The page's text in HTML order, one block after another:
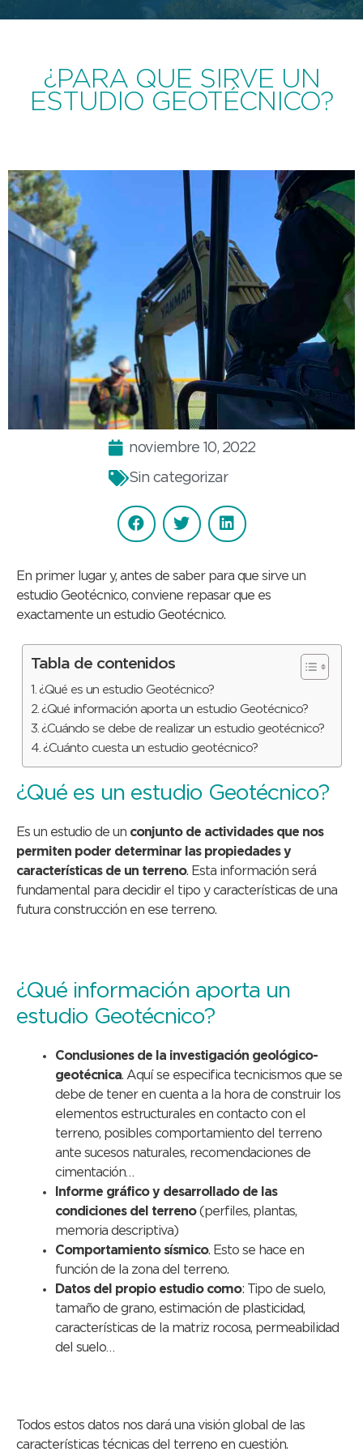
¿PARA QUE SIRVE UN
ESTUDIO GEOTÉCNICO?
noviembre 10, 2022
Sin categorizar
En primer lugar y, antes de saber para que sirve un
estudio Geotécnico, conviene repasar que es
exactamente un estudio Geotécnico.
Tabla de contenidos
¿Qué es un estudio Geotécnico?
¿Qué información aporta un estudio Geotécnico?
¿Cuándo se debe de realizar un estudio geotécnico?
¿Cuánto cuesta un estudio geotécnico?
¿Qué es un estudio Geotécnico?
Es un estudio de un conjunto de actividades que nos
permiten poder determinar las propiedades y
características de un terreno. Esta información será
fundamental para decidir el tipo y características de una
futura construcción en ese terreno.
¿Qué información aporta un
estudio Geotécnico?
Conclusiones de la investigación geológico-
geotécnica. Aquí se especifica tecnicismos que se
debe de tener en cuenta a la hora de construir los
elementos estructurales en contacto con el
terreno, posibles comportamiento del terreno
ante sucesos naturales, recomendaciones de
cimentación…
Informe gráfico y desarrollado de las
condiciones del terreno(perfiles, plantas,
memoria descriptiva)
Comportamiento sísmico. Esto se hace en
función de la zona del terreno.
Datos del propio estudio como: Tipo de suelo,
tamaño de grano, estimación de plasticidad,
características de la matriz rocosa, permeabilidad
del suelo…
Todos estos datos nos dará una visión global de las
características técnicas del terreno en cuestión.